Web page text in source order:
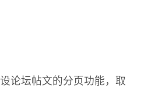
论坛帖文的分页功能，取